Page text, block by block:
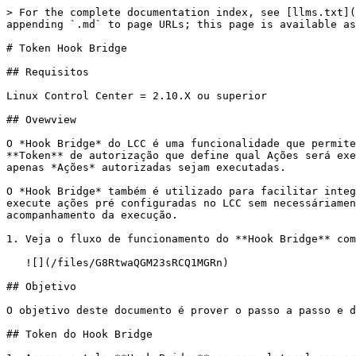
> For the complete documentation index, see [llms.txt](https://docs.linuxcontrolcenter.com.br/llms.txt). Markdown versions of documentation pages are available by appending `.md` to page URLs; this page is available as [Markdown](https://docs.linuxcontrolcenter.com.br/hook-bridge/execute-hook-bridge.md).

# Token Hook Bridge

## Requisitos

Linux Control Center = 2.10.X ou superior

## Ovewview

O *Hook Bridge* do LCC é uma funcionalidade que permite a execução automatizada de Ações em redes específicas por meio de requisições Web. Cada requisição contém um **Token** de autorização que define qual Ações será executada e em qual rede (CIDR). Essas ações são pré-configuradas no momento da criação do Token, garantindo que apenas *Ações* autorizadas sejam executadas.

O *Hook Bridge* também é utilizado para facilitar integrações com o Linux Control Center. Servindo como um ponto de acesso, esta funcionalidade permite que o usuário execute ações pré configuradas no LCC sem necessáriamente estar logado na Console mas ainda assim garantindo alta rastreabilidade do fluxo e múltiplas opções de acompanhamento da execução.

1. Veja o fluxo de funcionamento do **Hook Bridge** com *Propagation Action* do BeyondTrust Password Safe.

   ![](/files/G8RtwaQGM23sRCQ1MGRn)

## Objetivo

O objetivo deste documento é prover o passo a passo e demonstrar a utilização da funcionalidade **Hook Bridge** do Linux Control Center.

## Token do Hook Bridge

1. Acesse a tela **Hook Bridge** no menu lateral esquerdo.

   ![](/files/bkH60ioxTIGz7pdaC55L)
2. Clique em **Create**.

   ![](/files/s87VQ7fT9UZdzQ60ggFS)
3. Preencha o campo **Name**.

   **Name**: Nome para identificar o *Hook Bridge*.<br>
4. Escolha o **CIDR** cadastrado na base de dados do LCC.

   **CIDRs**: Define qual faixa de endereço IP (CIDR) o Token terá acesso para executar as *Ações*.<br>

   ![](/files/TiveZOrlS0SC05k3rxhD)
5. Também é possível criar uma nova **CIDR**, para isso, clique no sinal **+**

   ![](/files/JPcMHsTKjvWvNrH2fWyU)
6. Preencha os campos necessários, sendo;

   **Name:** Nome para identificar a *CIDR.*\
   **CIDR:** Insira a faixa de endereço IP seguido da máscara da rede. Ex: 192.168.0.0/24<br>
7. Clique em **Save**.

   ![](/files/D0Mat5HLf4rq5bVXf5H6)
8. Defina a *Ação* no campo **Action**

   **Action**: Define qual *Ação* o *Token* terá permissão para executar.<br>

   ![](/files/3XHxJBiItiV92jotRjbo)
9. Escolha o método de login do *Token* no campo *Login Type*.

   **Login Type**: Define o tipo de autenticação do *Token*, se será o *Request Credential* ou o *System Configuration*.<br>

   ![](/files/GLemMOugvE3jkvCEKFLr)

* Diferença entre Login Type *System Configuration* e *Request Credential*.

{% hint style="info" %}
Ao selecionar **Request Credentials** como tipo de login, a requisição deve **obrigatoriamente** conter o usuário e senha com permissão de acesso ao Host de destino, juntamente com o *Token*, servindo como dupla autenticação.

Com a opção **System Configuration**, o usuário pode executar a Ação configurada apenas com o *Token* como autenticação.
{% endhint %}

1. Verifique se os campos foram preenchidos corretamente e clique em **Save**.

   ![](/files/ZaLh7VIA5vV6zdHeur0M)

## Parâmetros de Requisição

* O *Token* serve para limitar qual